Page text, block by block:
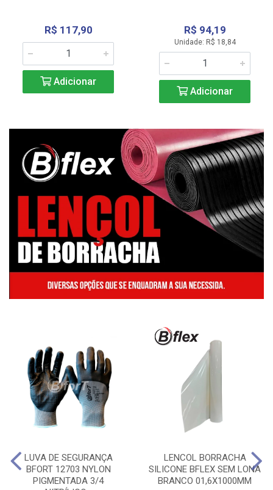
R$ 117,90
Adicionar
R$ 94,19
Unidade: R$ 18,84
Adicionar
LUVA DE SEGURANÇA
BFORT 12703 NYLON
PIGMENTADA 3/4
LENCOL BORRACHA
SILICONE BFLEX SEM LONA
BRANCO 01,6X1000MM